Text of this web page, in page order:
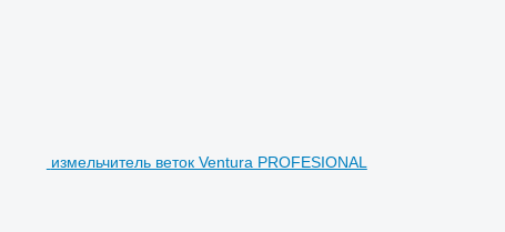
измельчитель веток Ventura PROFESIONAL